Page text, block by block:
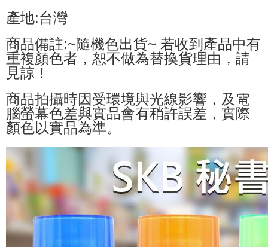
產地:台灣
商品備註:~隨機色出貨~ 若收到產品中有
重複顏色者，恕不做為替換貨理由，請
見諒！
商品拍攝時因受環境與光線影響，及電
腦螢幕色差與實品會有稍許誤差，實際
顏色以實品為準。